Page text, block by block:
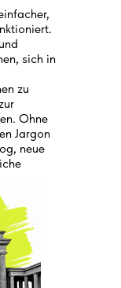
sich in
zu
Ohne
Jargon
neue